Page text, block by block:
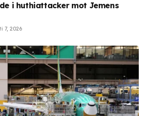
i huthiattacker mot Jemens
7, 2026